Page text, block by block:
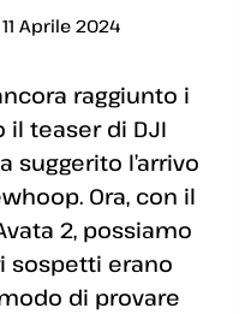
11 Aprile 2024
raggiunto i
il teaser di DJI
suggerito l’arrivo
Ora, con il
2, possiamo
sospetti erano
di provare